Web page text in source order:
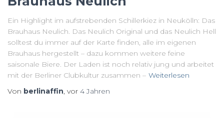
Ein Highlight im aufstrebenden Schillerkiez in Neukölln: Das
Brauhaus Neulich. Das Neulich Original und das Neulich Hell
solltest du immer auf der Karte finden, alle im eigenen
Brauhaus hergestellt – dazu kommen weitere feine
saisonale Biere. Der Laden ist noch relativ jung und arbeitet
mit der Berliner Clubkultur zusammen – Weiterlesen
Von berlinaffin, vor 4 Jahren